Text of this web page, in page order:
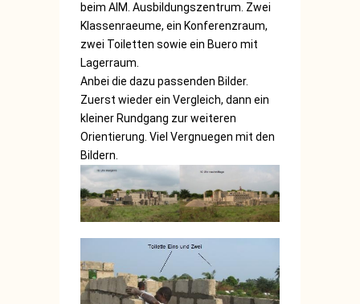
beim AIM. Ausbildungszentrum. Zwei
Klassenraeume, ein Konferenzraum,
zwei Toiletten sowie ein Buero mit
Lagerraum.
Anbei die dazu passenden Bilder.
Zuerst wieder ein Vergleich, dann ein
kleiner Rundgang zur weiteren
Orientierung. Viel Vergnuegen mit den
Bildern.